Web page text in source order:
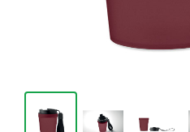
Calendriers bancaires